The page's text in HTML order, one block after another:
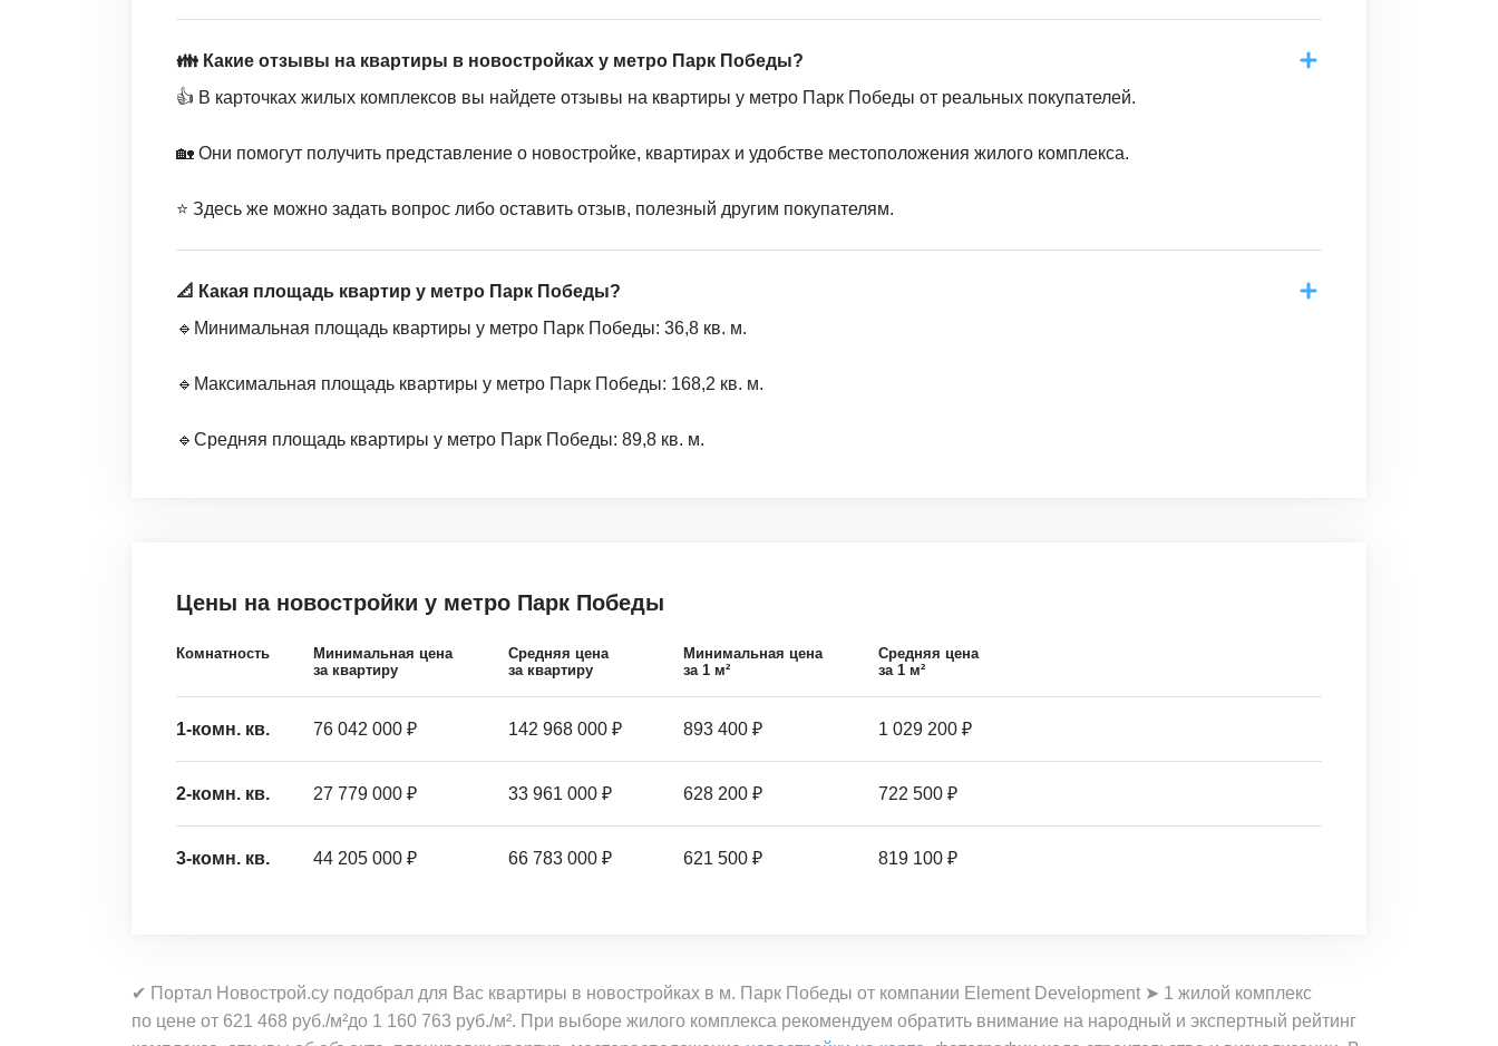
👪 Какие отзывы на квартиры в новостройках у метро Парк Победы?
👍 В карточках жилых комплексов вы найдете отзывы на квартиры у метро Парк Победы от реальных покупателей.
🏡 Они помогут получить представление о новостройке, квартирах и удобстве местоположения жилого комплекса.
⭐️ Здесь же можно задать вопрос либо оставить отзыв, полезный другим покупателям.
📐 Какая площадь квартир у метро Парк Победы?
🔹Минимальная площадь квартиры у метро Парк Победы: 36,8 кв. м.
🔹Максимальная площадь квартиры у метро Парк Победы: 168,2 кв. м.
🔹Средняя площадь квартиры у метро Парк Победы: 89,8 кв. м.
Цены на новостройки у метро Парк Победы
Комнатность
Минимальная цена
за квартиру
Средняя цена
за квартиру
Минимальная цена
за 1 м²
Средняя цена
за 1 м²
1-комн. кв. 76 042 000 ₽ 142 968 000 ₽ 893 400 ₽ 1 029 200 ₽
2-комн. кв. 27 779 000 ₽ 33 961 000 ₽ 628 200 ₽ 722 500 ₽
3-комн. кв. 44 205 000 ₽ 66 783 000 ₽ 621 500 ₽ 819 100 ₽
✔ Портал Новострой.су подобрал для Вас квартиры в новостройках в м. Парк Победы от компании Element Development ➤ 1 жилой комплекс
по цене от 621 468 руб./м²до 1 160 763 руб./м². При выборе жилого комплекса рекомендуем обратить внимание на народный и экспертный рейтинг